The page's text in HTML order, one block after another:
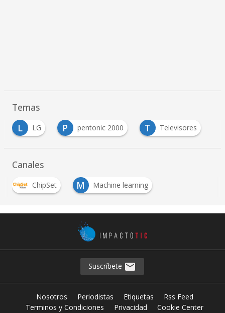
Temas
L
LG P pentonic 2000 T Televisores
Canales
ChipSet M Machine learning
Suscríbete
Nosotros Periodistas Etiquetas
Rss Feed
Terminos y Condiciones
Privacidad Cookie Center